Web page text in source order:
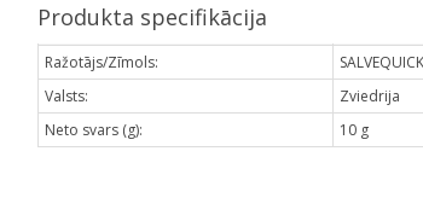
Produkta specifikācija
Ražotājs/Zīmols:
SALVEQUICK
Valsts:
Zviedrija
Neto svars (g):
10 g